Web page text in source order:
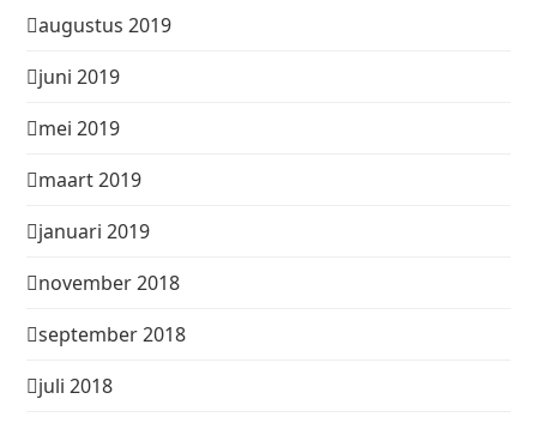
augustus 2019
juni 2019
mei 2019
maart 2019
januari 2019
november 2018
september 2018
juli 2018